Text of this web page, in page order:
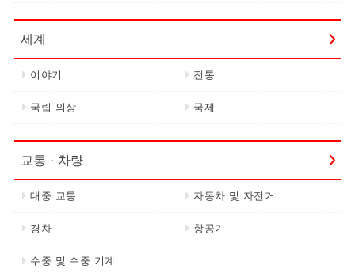
세계
이야기 전통
국립 의상 국제
교통 · 차량
대중 교통 자동차 및 자전거
경차 항공기
수중 및 수중 기계